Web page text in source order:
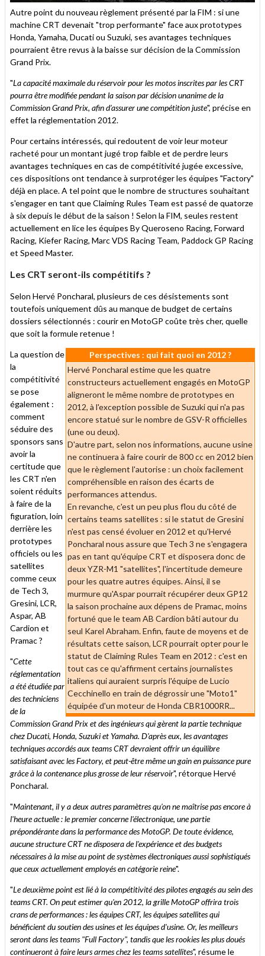
Autre point du nouveau règlement présenté par la FIM : si une
machine CRT devenait "trop performante" face aux prototypes
Honda, Yamaha, Ducati ou Suzuki, ses avantages techniques
pourraient être revus à la baisse sur décision de la Commission
Grand Prix.
"La capacité maximale du réservoir pour les motos inscrites par les CRT
pourra être modifiée pendant la saison par décision unanime de la
Commission Grand Prix, afin d’assurer une compétition juste", précise en
effet la réglementation 2012.
Pour certains intéressés, qui redoutent de voir leur moteur
racheté pour un montant jugé trop faible et de perdre leurs
avantages techniques en cas de compétitivité jugée excessive,
ces dispositions ont tendance à surprotéger les équipes "Factory"
déjà en place. A tel point que le nombre de structures souhaitant
s'engager en tant que Claiming Rules Team est passé de quatorze
à six depuis le début de la saison ! Selon la FIM, seules restent
actuellement en lice les équipes By Queroseno Racing, Forward
Racing, Kiefer Racing, Marc VDS Racing Team, Paddock GP Racing
et Speed Master.
Les CRT seront-ils compétitifs ?
Selon Hervé Poncharal, plusieurs de ces désistements sont
toutefois uniquement dûs au manque de budget de certains
dossiers sélectionnés : courir en MotoGP coûte très cher, quelle
que soit la formule retenue !
Perspectives : qui fait quoi en 2012 ?
Hervé Poncharal estime que les quatre
constructeurs actuellement engagés en MotoGP
aligneront le même nombre de prototypes en
2012, à l'exception possible de Suzuki qui n'a pas
encore statué sur le nombre de GSV-R officielles
(une ou deux).
D'autre part, selon nos informations, aucune usine
ne continuera à faire courir de 800 cc en 2012 bien
que le règlement l'autorise : un choix facilement
compréhensible en raison des écarts de
performances attendus.
En revanche, c'est un peu plus flou du côté de
certains teams satellites : si le statut de Gresini
n'est pas censé évoluer en 2012 et qu'Hervé
Poncharal nous assure que Tech 3 ne s'engagera
pas en tant qu'équipe CRT et disposera donc de
deux YZR-M1 "satellites", l'incertitude demeure
pour les quatre autres équipes. Ainsi, il se
murmure qu'Aspar pourrait récupérer deux GP12
la saison prochaine aux dépens de Pramac, moins
fortuné que le team AB Cardion bâti autour du
seul Karel Abraham. Enfin, faute de moyens et de
résultats cette saison, LCR pourrait opter pour le
statut de Claiming Rules Team en 2012 : c'est en
tout cas ce qu'affirment certains journalistes
italiens qui auraient surpris l'équipe de Lucio
Cecchinello en train de dégrossir une "Moto1"
équipée d'un moteur de Honda CBR1000RR...
La question de
la
compétitivité
se pose
également :
comment
séduire des
sponsors sans
avoir la
certitude que
les CRT n'en
soient réduits
à faire de la
figuration, loin
derrière les
prototypes
officiels ou les
satellites
comme ceux
de Tech 3,
Gresini, LCR,
Aspar, AB
Cardion et
Pramac ?
"Cette
réglementation
a été étudiée par
des techniciens
de la
Commission Grand Prix et des ingénieurs qui gèrent la partie technique
chez Ducati, Honda, Suzuki et Yamaha. D'après eux, les avantages
techniques accordés aux teams CRT devraient offrir un équilibre
satisfaisant avec les Factory, et peut-être même un gain en puissance pure
grâce à la contenance plus grosse de leur réservoir", rétorque Hervé
Poncharal.
"Maintenant, il y a deux autres paramètres qu'on ne maîtrise pas encore à
l'heure actuelle : le premier concerne l'électronique, une partie
prépondérante dans la performance des MotoGP. De toute évidence,
aucune structure CRT ne disposera de l'expérience et des budgets
nécessaires à la mise au point de systèmes électroniques aussi sophistiqués
que ceux actuellement employés en catégorie reine".
"Le deuxième point est lié à la compétitivité des pilotes engagés au sein des
teams CRT. On peut estimer qu'en 2012, la grille MotoGP offrira trois
crans de performances : les équipes CRT, les équipes satellites qui
bénéficient du soutien des usines et les équipes d'usine. Or, les meilleurs
seront dans les teams "Full Factory", tandis que les rookies les plus doués
continueront à faire leurs armes chez les teams satellites", résume le